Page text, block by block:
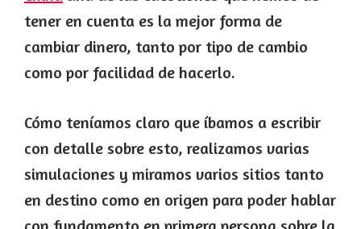
tener en cuenta es la mejor forma de
cambiar dinero, tanto por tipo de cambio
como por facilidad de hacerlo.
Cómo teníamos claro que íbamos a escribir
con detalle sobre esto, realizamos varias
simulaciones y miramos varios sitios tanto
en destino como en origen para poder hablar